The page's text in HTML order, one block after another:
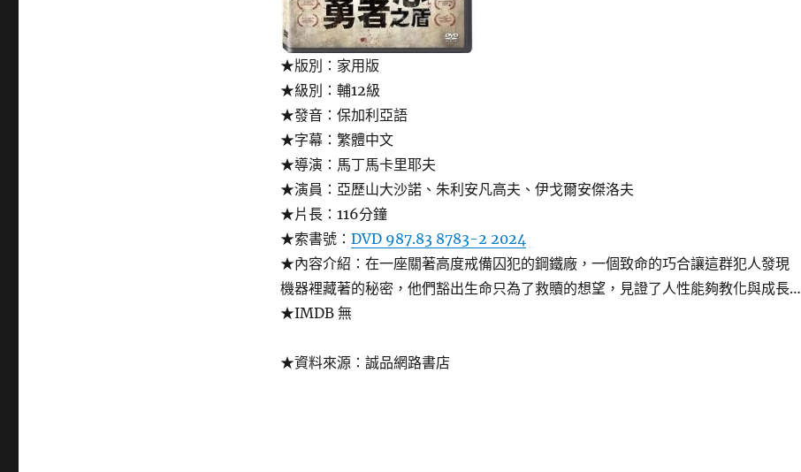
★版別：家用版
★級別：輔12級
★發音：保加利亞語
★字幕：繁體中文
★導演：馬丁馬卡里耶夫
★演員：亞歷山大沙諾、朱利安凡高夫、伊戈爾安傑洛夫
★片長：116分鐘
★索書號： DVD 987.83 8783-2 2024
★內容介紹：在一座關著高度戒備囚犯的鋼鐵廠，一個致命的巧合讓這群犯人發現
機器裡藏著的秘密，他們豁出生命只為了救贖的想望，見證了人性能夠教化與成長…
★IMDB 無
★資料來源：誠品網路書店